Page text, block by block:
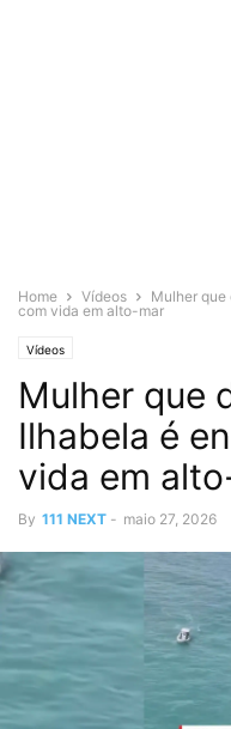
Home Vídeos
Mulher que
com vida em alto-mar
Vídeos
Mulher que
Ilhabela é
vida em
By 111 NEXT - maio 27, 2026